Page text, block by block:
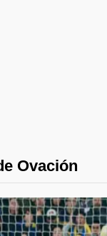
Ovación